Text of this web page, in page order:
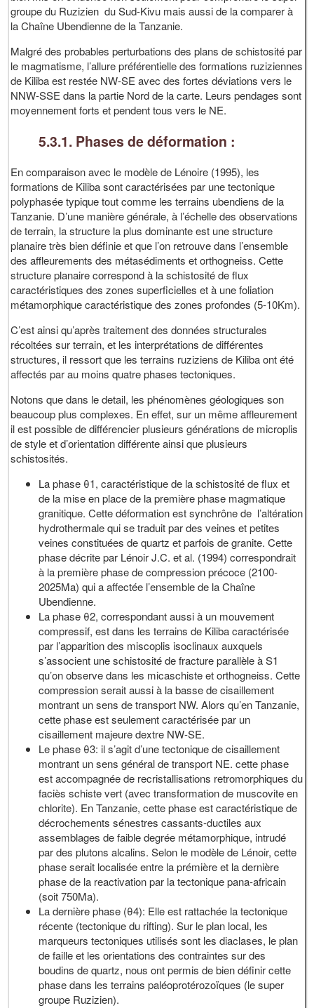
groupe du Ruzizien du Sud-Kivu mais aussi de la comparer à
la Chaîne Ubendienne de la Tanzanie.
Malgré des probables perturbations des plans de schistosité par
le magmatisme, l’allure préférentielle des formations ruziziennes
de Kiliba est restée NW-SE avec des fortes déviations vers le
NNW-SSE dans la partie Nord de la carte. Leurs pendages sont
moyennement forts et pendent tous vers le NE.
5.3.1. Phases de déformation :
En comparaison avec le modèle de Lénoire (1995), les
formations de Kiliba sont caractérisées par une tectonique
polyphasée typique tout comme les terrains ubendiens de la
Tanzanie. D’une manière générale, à l’échelle des observations
de terrain, la structure la plus dominante est une structure
planaire très bien définie et que l’on retrouve dans l’ensemble
des affleurements des métasédiments et orthogneiss. Cette
structure planaire correspond à la schistosité de flux
caractéristiques des zones superficielles et à une foliation
métamorphique caractéristique des zones profondes (5-10Km).
C’est ainsi qu’après traitement des données structurales
récoltées sur terrain, et les interprétations de différentes
structures, il ressort que les terrains ruziziens de Kiliba ont été
affectés par au moins quatre phases tectoniques.
Notons que dans le detail, les phénomènes géologiques son
beaucoup plus complexes. En effet, sur un même affleurement
il est possible de différencier plusieurs générations de microplis
de style et d’orientation différente ainsi que plusieurs
schistosités.
La phase θ1, caractéristique de la schistosité de flux et
de la mise en place de la première phase magmatique
granitique. Cette déformation est synchrône de l’altération
hydrothermale qui se traduit par des veines et petites
veines constituées de quartz et parfois de granite. Cette
phase décrite par Lénoir J.C. et al. (1994) correspondrait
à la première phase de compression précoce (2100-
2025Ma) qui a affectée l’ensemble de la Chaîne
Ubendienne.
La phase θ2, correspondant aussi à un mouvement
compressif, est dans les terrains de Kiliba caractérisée
par l’apparition des miscoplis isoclinaux auxquels
s’associent une schistosité de fracture parallèle à S1
qu’on observe dans les micaschiste et orthogneiss. Cette
compression serait aussi à la basse de cisaillement
montrant un sens de transport NW. Alors qu’en Tanzanie,
cette phase est seulement caractérisée par un
cisaillement majeure dextre NW-SE.
Le phase θ3: il s’agit d’une tectonique de cisaillement
montrant un sens général de transport NE. cette phase
est accompagnée de recristallisations retromorphiques du
faciès schiste vert (avec transformation de muscovite en
chlorite). En Tanzanie, cette phase est caractéristique de
décrochements sénestres cassants-ductiles aux
assemblages de faible degrée métamorphique, intrudé
par des plutons alcalins. Selon le modèle de Lénoir, cette
phase serait localisée entre la prémière et la dernière
phase de la reactivation par la tectonique pana-africain
(soit 750Ma).
La dernière phase (θ4): Elle est rattachée la tectonique
récente (tectonique du rifting). Sur le plan local, les
marqueurs tectoniques utilisés sont les diaclases, le plan
de faille et les orientations des contraintes sur des
boudins de quartz, nous ont permis de bien définir cette
phase dans les terrains paléoprotérozoïques (le super
groupe Ruzizien).